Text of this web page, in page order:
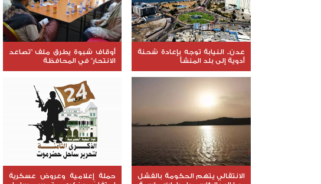
عدن.. النيابة توجه بإعادة شحنة
أدوية إلى بلد المنشأ
أوقاف شبوة يطرق ملف "تصاعد
الانتحار" في المحافظة
الانتقالي يتهم الحكومة بالفشل
حملة إعلامية وعروض عسكرية